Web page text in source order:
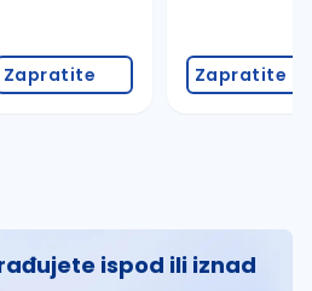
Zapratite Zapratite
ispod ili iznad